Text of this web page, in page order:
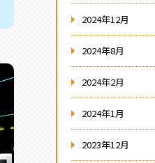
2024年12月
2024年8月
2024年2月
2024年1月
2023年12月